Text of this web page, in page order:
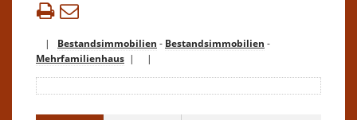
| Bestandsimmobilien - Bestandsimmobilien -
Mehrfamilienhaus | |